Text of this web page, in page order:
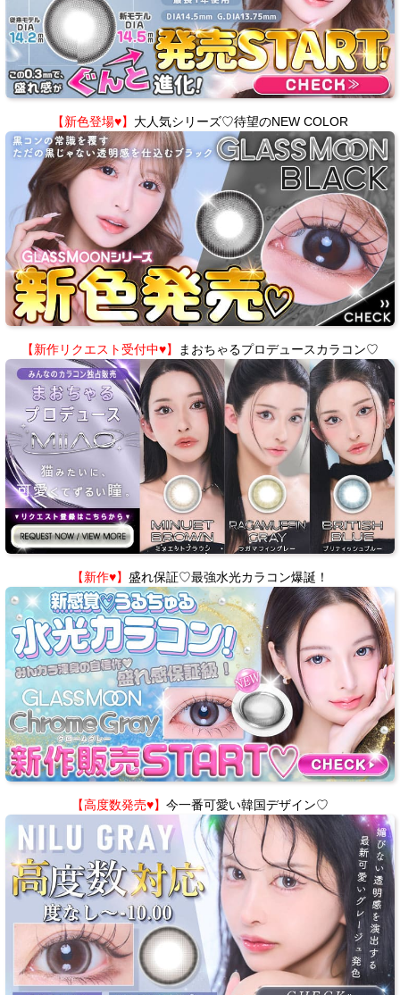
【新色登場♥】 大人気シリーズ♡待望のNEW COLOR
【新作リクエスト受付中♥】 まおちゃるプロデュースカラコン♡
【新作♥】 盛れ保証♡最強水光カラコン爆誕！
【高度数発売♥】 今一番可愛い韓国デザイン♡